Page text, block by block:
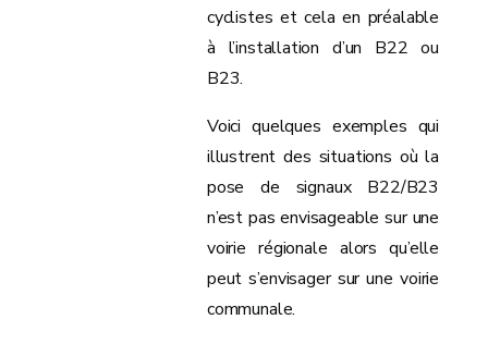
cyclistes et cela en préalable
à l’installation d’un B22 ou
B23.
Voici quelques exemples qui
illustrent des situations où la
pose de signaux B22/B23
n’est pas envisageable sur une
voirie régionale alors qu’elle
peut s’envisager sur une voirie
communale.